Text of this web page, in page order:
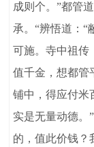
成则个。”都管
承。“辨悟道：“
可施。寺中祖传
值千金，想都管
铺中，得应付米
实是无量动德。
的，值此价钱？